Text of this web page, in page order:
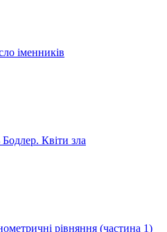
іменників
Квіти зла
рівняння (частина 1)